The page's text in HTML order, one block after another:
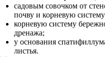
садовым совочком от
почву и корневую
корневую систему
дренажа;
у основания
листья.